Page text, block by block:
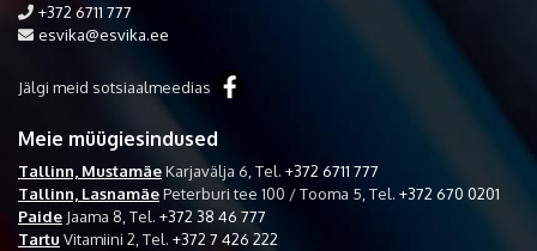
+372 6711 777
esvika@esvika.ee
Jälgi meid sotsiaalmeedias
Meie müügiesindused
Tallinn, MustamäeKarjavälja 6, Tel. +372 6711 777
Tallinn, LasnamäePeterburi tee 100 / Tooma 5, Tel. +372 670 0201
Paide Jaama 8, Tel. +372 38 46 777
Tartu Vitamiini 2, Tel. +372 7 426 222